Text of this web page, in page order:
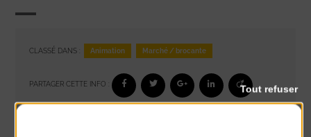
CLASSÉ DANS : Animation Marché / brocante
PARTAGER CETTE INFO : Tout refuser